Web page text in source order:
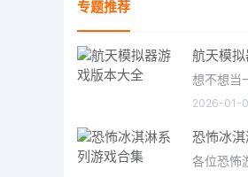
专题推荐
航天模
想不想当
2026-01-
恐怖冰
各位恐怖